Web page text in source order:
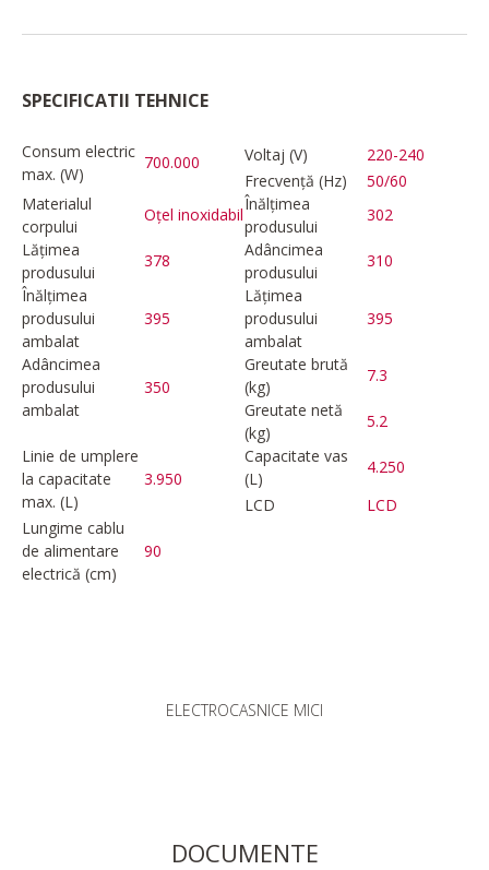
SPECIFICATII TEHNICE
Consum electric
max. (W)
700.000 Voltaj (V)
220-240
Frecvență (Hz)
50/60
Materialul
corpului
Oțel inoxidabil
Înălțimea
produsului
302
Lățimea
produsului
378
Adâncimea
produsului
310
Înălțimea
produsului
ambalat
395
Lățimea
produsului
ambalat
395
Adâncimea
produsului
ambalat
350
Greutate brută
(kg)
7.3
Greutate netă
(kg)
5.2
Linie de umplere
la capacitate
max. (L)
3.950
Capacitate vas
(L)
4.250
LCD
LCD
Lungime cablu
de alimentare
electrică (cm)
90
ELECTROCASNICE MICI
DOCUMENTE